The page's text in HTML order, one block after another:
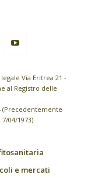
Via Eritrea 21 -
al Registro delle
(Precedentemente
04/1973)
e mercati